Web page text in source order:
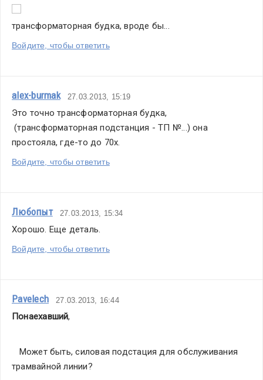
трансформаторная будка, вроде бы...
Войдите, чтобы ответить
alex-burmak 27.03.2013, 15:19
Это точно трансформаторная будка,
(трансформаторная подстанция - ТП №...) она
простояла, где-то до 70х.
Войдите, чтобы ответить
Любопыт 27.03.2013, 15:34
Хорошо. Еще деталь.
Войдите, чтобы ответить
Pavelech 27.03.2013, 16:44
Понаехавший,
Может быть, силовая подстация для обслуживания
трамвайной линии?